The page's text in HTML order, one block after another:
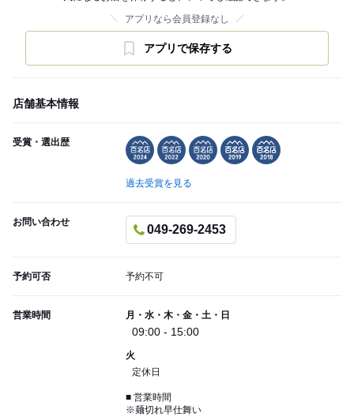
アプリなら会員登録なし
アプリで保存する
店舗基本情報
受賞・選出歴
過去受賞を見る
お問い合わせ
049-269-2453
予約可否 予約不可
営業時間 月・水・木・金・土・日
09:00 - 15:00
火
定休日
■ 営業時間
※麺切れ早仕舞い